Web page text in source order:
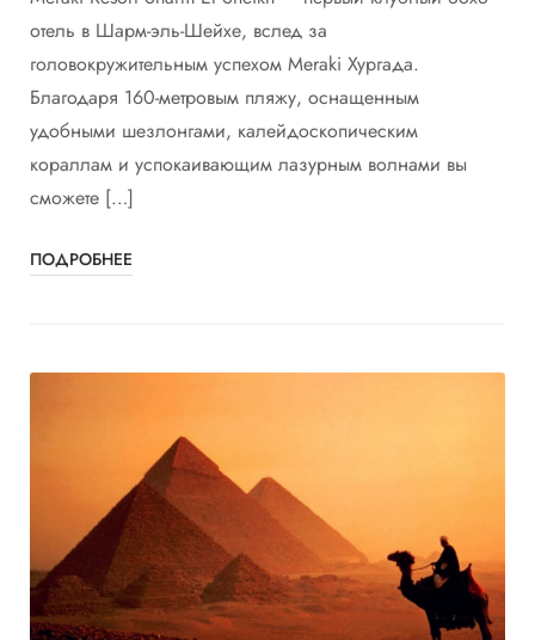
отель в Шарм-эль-Шейхе, вслед за
головокружительным успехом Meraki Хургада.
Благодаря 160-метровым пляжу, оснащенным
удобными шезлонгами, калейдоскопическим
кораллам и успокаивающим лазурным волнами вы
сможете […]
ПОДРОБНЕЕ